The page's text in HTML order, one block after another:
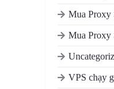
Mua Proxy
Mua Proxy
VPS chạy